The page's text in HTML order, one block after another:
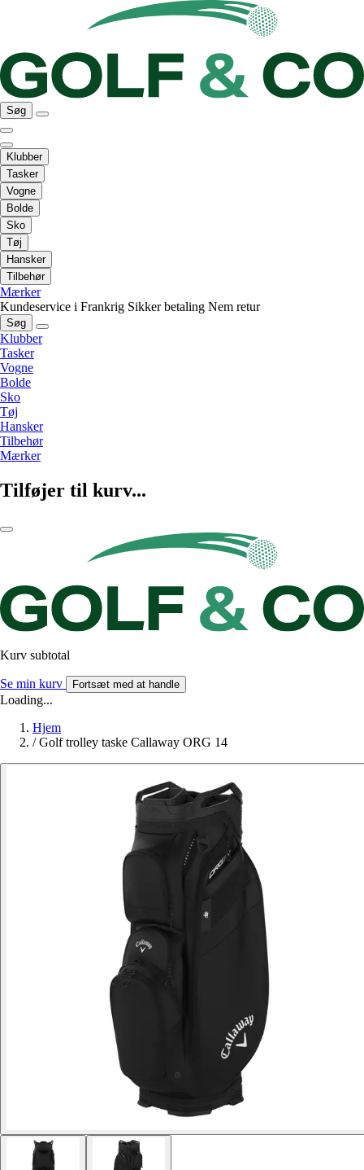
Søg
Klubber
Tasker
Vogne
Bolde
Sko
Tøj
Hansker
Tilbehør
Mærker
Kundeservice i Frankrig Sikker betaling Nem retur
Søg
Klubber
Tasker
Vogne
Bolde
Sko
Tøj
Hansker
Tilbehør
Mærker
Tilføjer til kurv...
Kurv subtotal
Se min kurv Fortsæt med at handle
Loading...
Hjem
/ Golf trolley taske Callaway ORG 14